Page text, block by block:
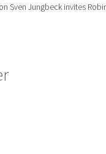
Sven Jungbeck invites